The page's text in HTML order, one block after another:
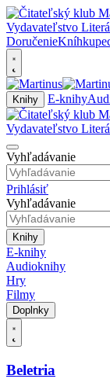
Doručenie
Knihy E-knihy
Vyhľadávanie
Prihlásiť
Vyhľadávanie
Knihy
E-knihy
Audioknihy
Hry
Filmy
Doplnky
Beletria